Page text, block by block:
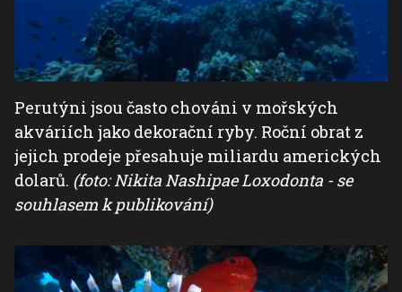
Perutýni jsou často chováni v mořských
akváriích jako dekorační ryby. Roční obrat z
jejich prodeje přesahuje miliardu amerických
dolarů. (foto: Nikita Nashipae Loxodonta - se
souhlasem k publikování)